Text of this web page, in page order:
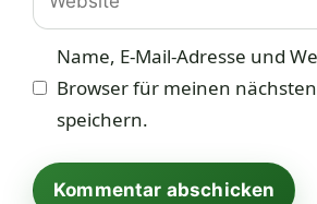
Name, E-Mail-Adresse und
Browser für meinen
speichern.